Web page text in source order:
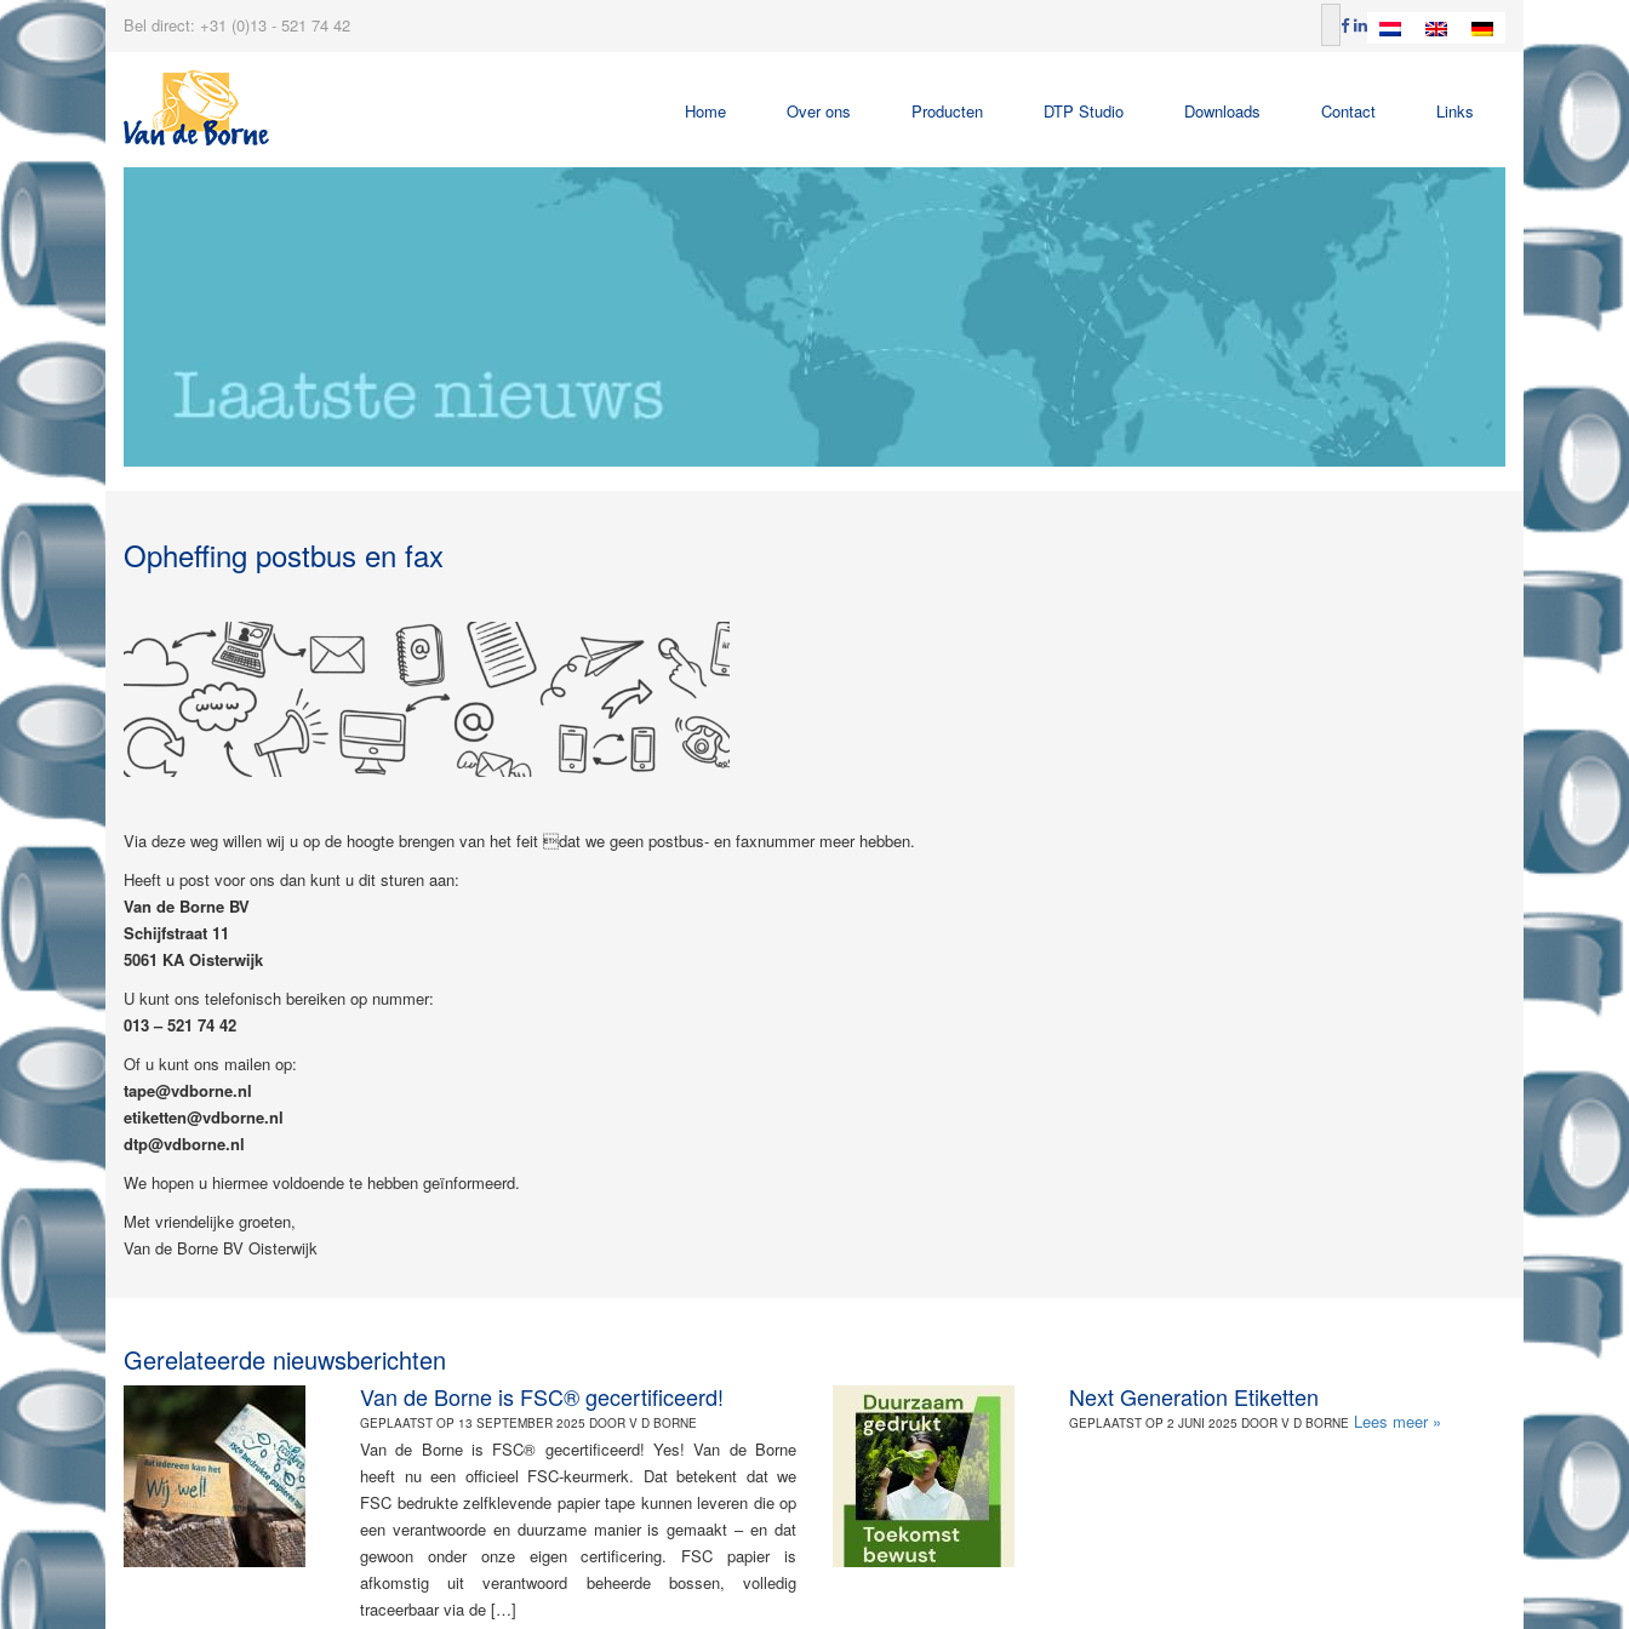
Bel direct: +31 (0)13 - 521 74 42
Home Over ons Producten DTP Studio Downloads Contact Links
Opheffing postbus en fax
Via deze weg willen wij u op de hoogte brengen van het feit dat we geen postbus- en faxnummer meer hebben.
Heeft u post voor ons dan kunt u dit sturen aan:
Van de Borne BV
Schijfstraat 11
5061 KA Oisterwijk
U kunt ons telefonisch bereiken op nummer:
013 – 521 74 42
Of u kunt ons mailen op:
tape@vdborne.nl
etiketten@vdborne.nl
dtp@vdborne.nl
We hopen u hiermee voldoende te hebben geïnformeerd.
Met vriendelijke groeten,
Van de Borne BV Oisterwijk
Gerelateerde nieuwsberichten
Van de Borne is FSC® gecertificeerd!
GEPLAATST OP 13 SEPTEMBER 2025 DOOR V D BORNE
Van de Borne is FSC® gecertificeerd! Yes! Van de Borne
heeft nu een officieel FSC-keurmerk. Dat betekent dat we
FSC bedrukte zelfklevende papier tape kunnen leveren die op
een verantwoorde en duurzame manier is gemaakt – en dat
gewoon onder onze eigen certificering. FSC papier is
afkomstig uit verantwoord beheerde bossen, volledig
traceerbaar via de […]
Next Generation Etiketten
GEPLAATST OP 2 JUNI 2025 DOOR V D BORNE Lees meer »